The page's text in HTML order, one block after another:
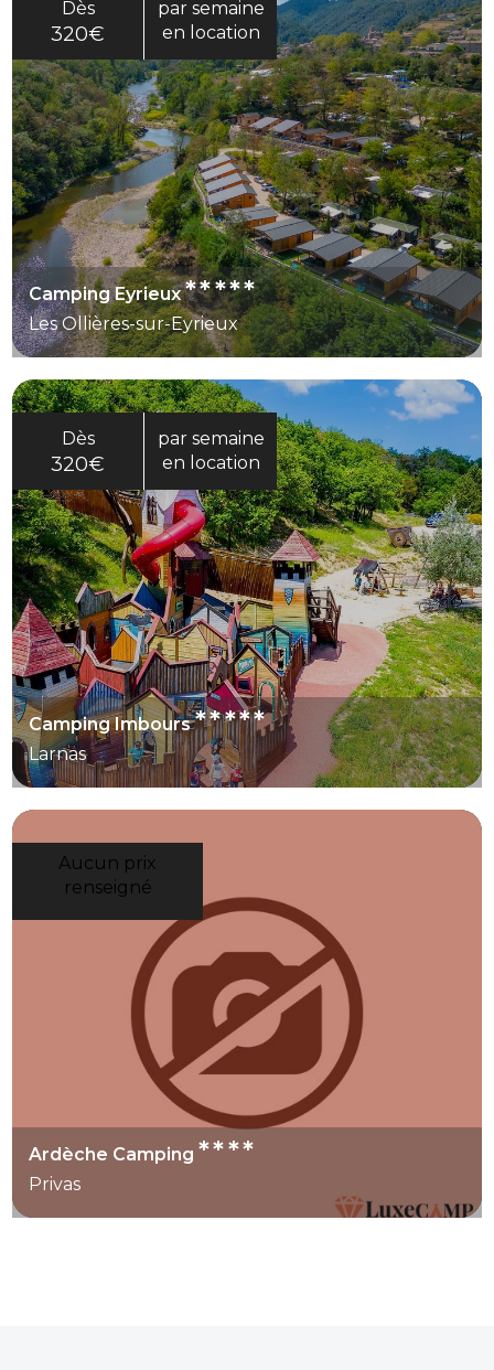
nature de la région. Le camping garde aussi une
dimension familiale, avec des emplacements, des
locations et des espaces pour les enfants. C’est
une option cohérente pour des vacances en
camping à la fois confortables et tournées vers la
nature.
Dès
320€
par semaine
en location
Camping Eyrieux*****
Les Ollières-sur-Eyrieux
Dès
320€
par semaine
en location
Camping Imbours*****
Larnas
Aucun prix
renseigné
Ardèche Camping****
Privas